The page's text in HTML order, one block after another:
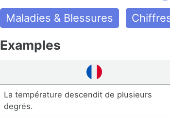
Maladies & Blessures
Examples
La température descendit de plusieurs
degrés.